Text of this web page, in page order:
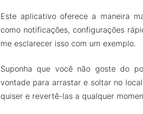
Este aplicativo oferece a maneira
como notificações, configurações
me esclarecer isso com um exemplo.
Suponha que você não goste do
vontade para arrastar e soltar no
quiser e revertê-las a qualquer